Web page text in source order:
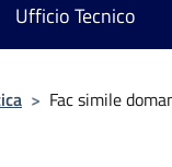
Ufficio Tecnico
> Fac simile